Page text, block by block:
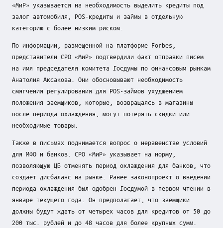
ф
о
к
у
с
е
«МиР» указывается на необходимость выделить кредиты под
залог автомобиля, POS-кредиты и займы в отдельную
категорию с более низким риском.
По информации, размещенной на платформе Forbes,
представители СРО «МиР» подтвердили факт отправки писем
на имя председателя комитета Госдумы по финансовым рынкам
Анатолия Аксакова. Они обосновывают необходимость
смягчения регулирования для POS-займов ухудшением
положения заемщиков, которые, возвращаясь в магазины
после периода охлаждения, могут потерять скидки или
необходимые товары.
Также в письмах поднимается вопрос о неравенстве условий
для МФО и банков. СРО «МиР» указывает на норму,
позволяющую ЦБ отменять период охлаждения для банков, что
создает дисбаланс на рынке. Ранее законопроект о введении
периода охлаждения был одобрен Госдумой в первом чтении в
январе текущего года. Он предполагает, что заемщики
должны будут ждать от четырех часов для кредитов от 50 до
200 тыс. рублей и до 48 часов для более крупных сумм.